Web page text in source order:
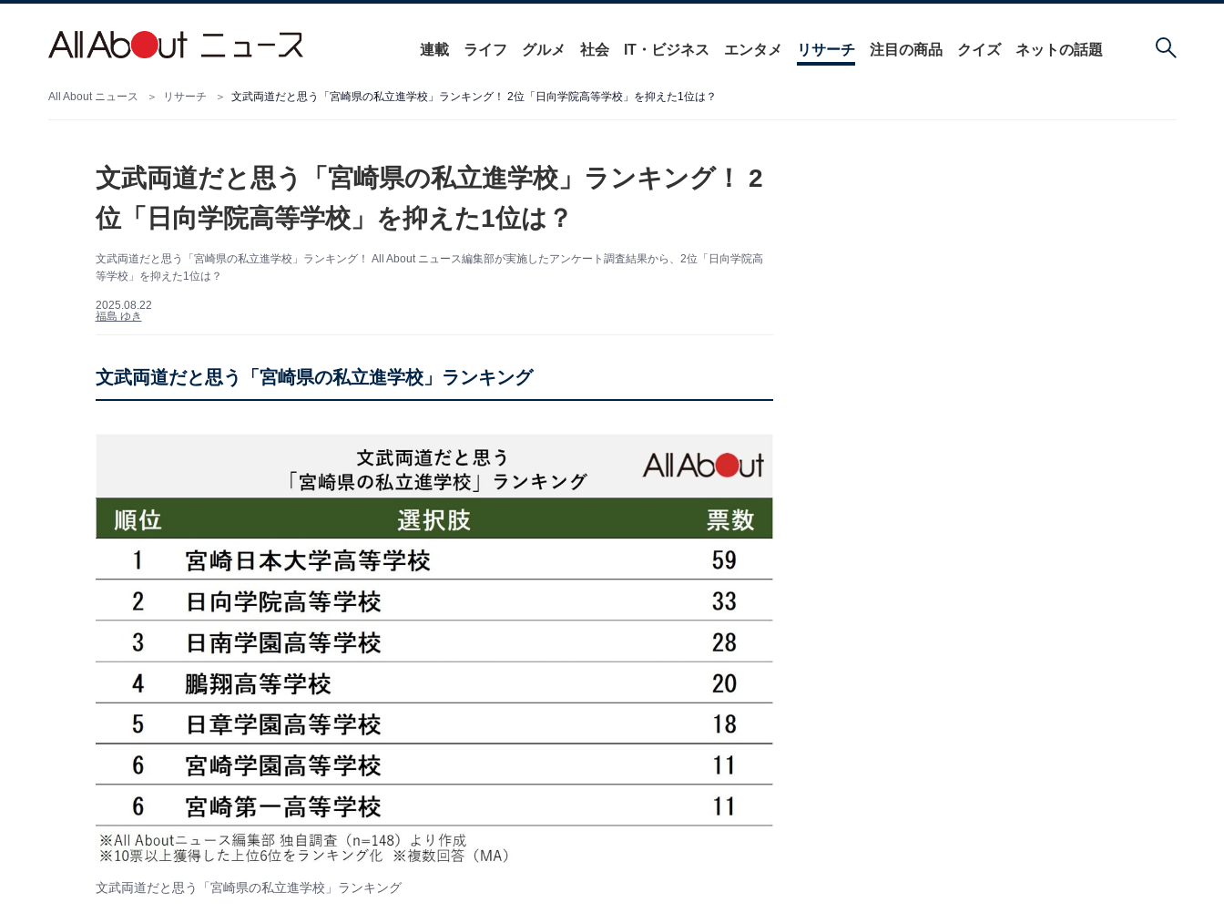
連載 ライフ グルメ 社会 IT・ビジネス エンタメ リサーチ 注目の商品 クイズ ネットの話題
All About ニュース リサーチ 文武両道だと思う「宮崎県の私立進学校」ランキング！ 2位「日向学院高等学校」を抑えた1位は？
文武両道だと思う「宮崎県の私立進学校」ランキング！ 2
位「日向学院高等学校」を抑えた1位は？
文武両道だと思う「宮崎県の私立進学校」ランキング！ All About ニュース編集部が実施したアンケート調査結果から、2位「日向学院高
等学校」を抑えた1位は？
2025.08.22
福島 ゆき
文武両道だと思う「宮崎県の私立進学校」ランキング
文武両道だと思う「宮崎県の私立進学校」ランキング